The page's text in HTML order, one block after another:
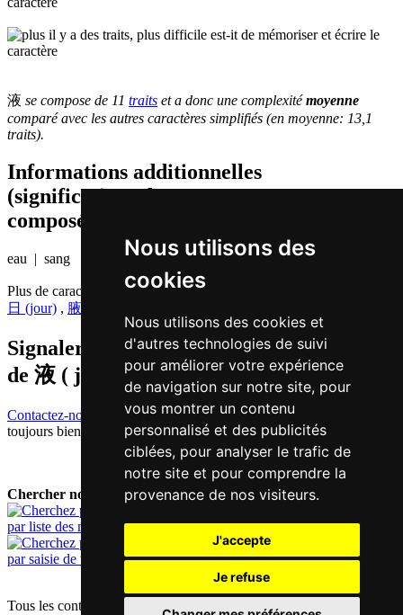
Nous utilisons des
cookies
Nous utilisons des cookies et
d'autres technologies de suivi
pour améliorer votre expérience
de navigation sur notre site, pour
vous montrer un contenu
personnalisé et des publicités
ciblées, pour analyser le trafic de
notre site et pour comprendre la
provenance de nos visiteurs.
J'accepte
Je refuse
液 se compose de 11 traits et a donc une complexitémoyenne
comparé avec les autres caractères simplifiés (en moyenne: 13,1
traits).
Informations additionnelles
(significations de composants, mots
composés etc.)
eau | sang
Plus de caractères qui se prononcent
日 (jour) , 腋 (aisselle)
Signaler traduction fausse ou manquante
de 液 ( jat / jat6 )
Contactez-nous!
Votre feedback et critique constructive seront
toujours bienvenus.
Chercher nouveau mot:
par liste des mots
par saisie de texte
Tous les contenus sont protégés par les droits d'auteur allemands et